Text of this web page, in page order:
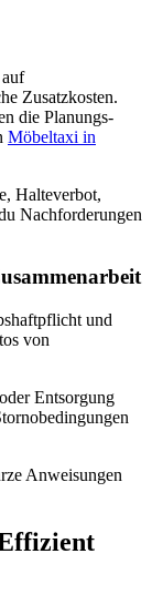
Zusatzkosten.
die Planungs­
Möbeltaxi in
Halteverbot,
Nachforderungen
und
von
Entsorgung
Anweisungen